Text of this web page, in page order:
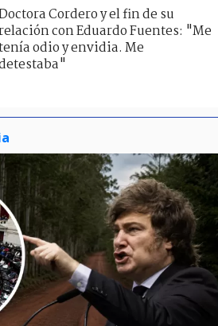
Cordero y el fin de su
relación con Eduardo Fuentes: "Me
odio y envidia. Me